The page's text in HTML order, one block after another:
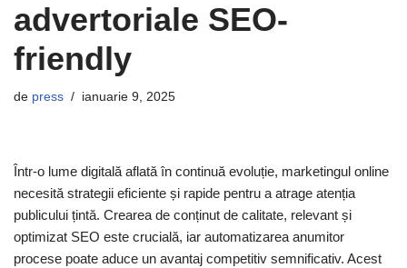
advertoriale SEO-
friendly
de press ianuarie 9, 2025
Într-o lume digitală aflată în continuă evoluție, marketingul online
necesită strategii eficiente și rapide pentru a atrage atenția
publicului țintă. Crearea de conținut de calitate, relevant și
optimizat SEO este crucială, iar automatizarea anumitor
procese poate aduce un avantaj competitiv semnificativ. Acest